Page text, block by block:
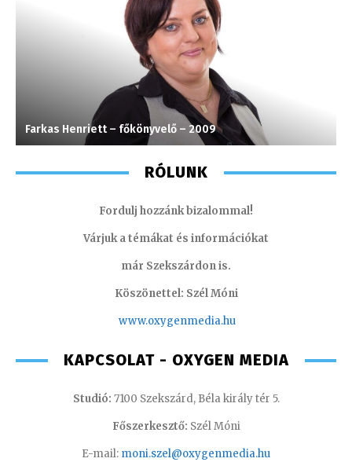
Farkas Henriett – főkönyvelő – 2009
RÓLUNK
Fordulj hozzánk bizalommal!
Várjuk a témákat és információkat
már Szekszárdon is.
Köszönettel: Szél Móni
www.oxygenmedia.hu
KAPCSOLAT - OXYGEN MEDIA
Studió: 7100 Szekszárd, Béla király tér 5.
Főszerkesztő: Szél Móni
E-mail: moni.szel@oxygenmedia.hu